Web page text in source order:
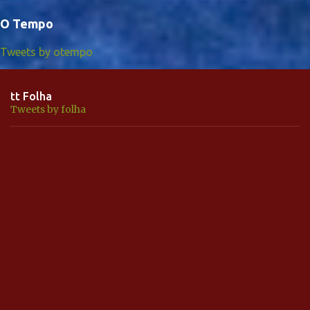
O Tempo
Tweets by otempo
tt Folha
Tweets by folha